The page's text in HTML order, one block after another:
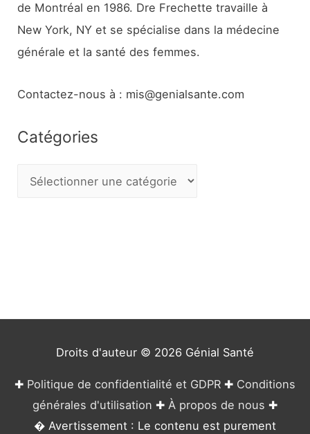
de Montréal en 1986. Dre Frechette travaille à
New York, NY et se spécialise dans la médecine
générale et la santé des femmes.
Contactez-nous à : mis@genialsante.com
Catégories
Droits d'auteur © 2026 Génial Santé
✚ Politique de confidentialité et GDPR ✚ Conditions
générales d'utilisation ✚ À propos de nous ✚
� Avertissement : Le contenu est purement